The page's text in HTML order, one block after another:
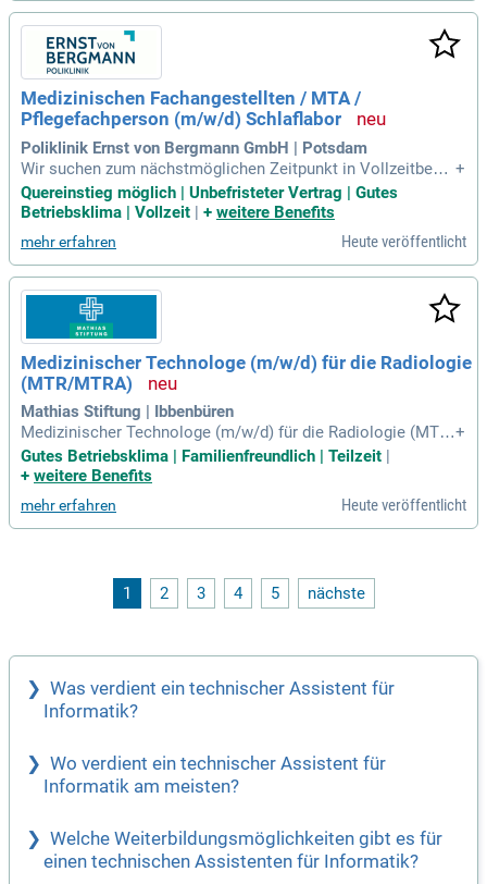
Medizinischen Fachangestellten / MTA /
Pflegefachperson (m/w/d) Schlaflabor
Poliklinik Ernst von Bergmann GmbH | Potsdam
Wir suchen zum nächstmöglichen Zeitpunkt in Vollzeitbesc
häftigung für den Einsatz in unserem Schlaflabor: Medizinis
chen Fachangestellten (m/w/d) / MTA (m/w/d) / Pflegefach
h: Schlafmedizin; Berufserfahrung
+
Quereinstieg möglich | Unbefristeter Vertrag | Gutes
Betriebsklima | Vollzeit | + weitere Benefits
mehr erfahren Heute veröffentlicht
Medizinischer Technologe (m/w/d) für die Radiologie
(MTR/MTRA)
Mathias Stiftung | Ibbenbüren
Medizinischer Technologe (m/w/d) für die Radiologie (MTR/
MTRA); in Voll- und Teilzeit. Aufgaben: Einsatz in der radiolo
gischen Diagnostik inkl.
+
Gutes Betriebsklima | Familienfreundlich | Teilzeit |
+ weitere Benefits
mehr erfahren Heute veröffentlicht
1 2 3 4 5 nächste
Was verdient ein technischer Assistent für
Informatik?
Wo verdient ein technischer Assistent für
Informatik am meisten?
Welche Weiterbildungsmöglichkeiten gibt es für
einen technischen Assistenten für Informatik?